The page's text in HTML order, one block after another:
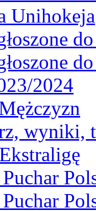
Unihokeja
2024
wyniki,